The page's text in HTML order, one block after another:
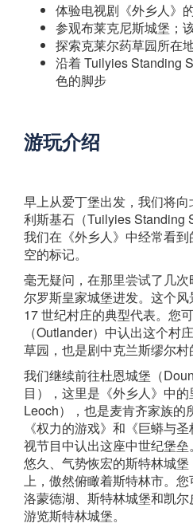
体验电视剧《外乡人》
参观布莱克尼斯城堡；
探索克莱尔药草园所
沿着 Tuilyies Standing
色的脚步
游玩介绍
早上从爱丁堡出发，我们将
利斯基石（Tuilyies Standing
我们在《外乡人》中经常看
空的标记。
毫无疑问，在那里尝试了几
尔罗斯皇家城堡进发。这个
17 世纪村庄的典型代表。您
（Outlander）中认出这个村
草园，也是剧中克兰斯缪尔村
我们继续前往杜恩城堡（
目），这里是《外乡人》中
Leoch），也是麦肯齐家族的
《权力的游戏》和《巨蟒与
视节目中认出这座中世纪堡
悠久、气势恢宏的斯特林城
上，傲然俯瞰着斯特林市。
洛蒙德湖、斯特林城堡和凯尔
游览斯特林城堡。